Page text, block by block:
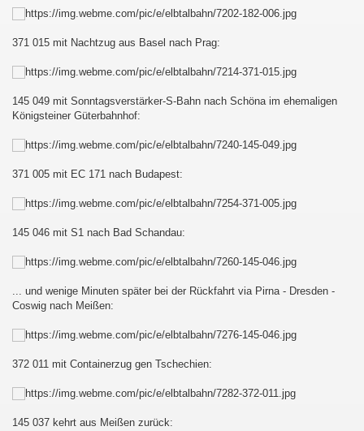
371 015 mit Nachtzug aus Basel nach Prag:
145 049 mit Sonntagsverstärker-S-Bahn nach Schöna im ehemaligen
Königsteiner Güterbahnhof:
371 005 mit EC 171 nach Budapest:
145 046 mit S1 nach Bad Schandau:
... und wenige Minuten später bei der Rückfahrt via Pirna - Dresden -
Coswig nach Meißen:
372 011 mit Containerzug gen Tschechien:
145 037 kehrt aus Meißen zurück:
:-D